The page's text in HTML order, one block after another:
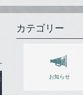
カテゴリー
お知らせ